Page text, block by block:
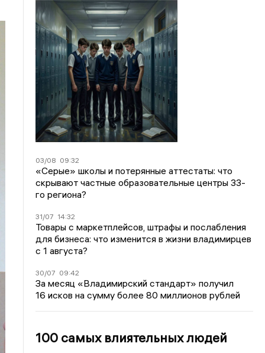
03/08 09:32
«Серые» школы и потерянные аттестаты: что
скрывают частные образовательные центры 33-
го региона?
31/07 14:32
Товары с маркетплейсов, штрафы и послабления
для бизнеса: что изменится в жизни владимирцев
с 1 августа?
30/07 09:42
За месяц «Владимирский стандарт» получил
16 исков на сумму более 80 миллионов рублей
100 самых влиятельных людей